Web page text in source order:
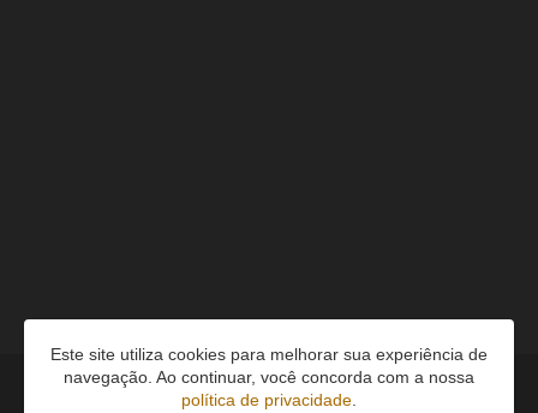
Este site utiliza cookies para melhorar sua experiência de
navegação. Ao continuar, você concorda com a nossa
política de privacidade